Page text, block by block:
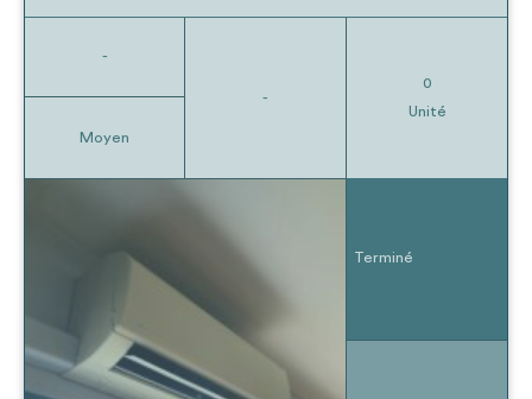
-
Moyen
-
0
Unité
Terminé